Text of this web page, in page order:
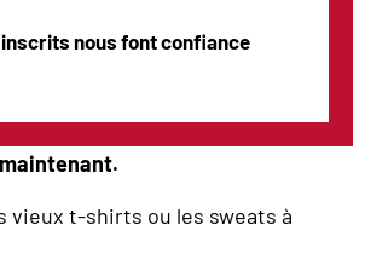
inscrits nous font confiance
vieux t-shirts ou les sweats à